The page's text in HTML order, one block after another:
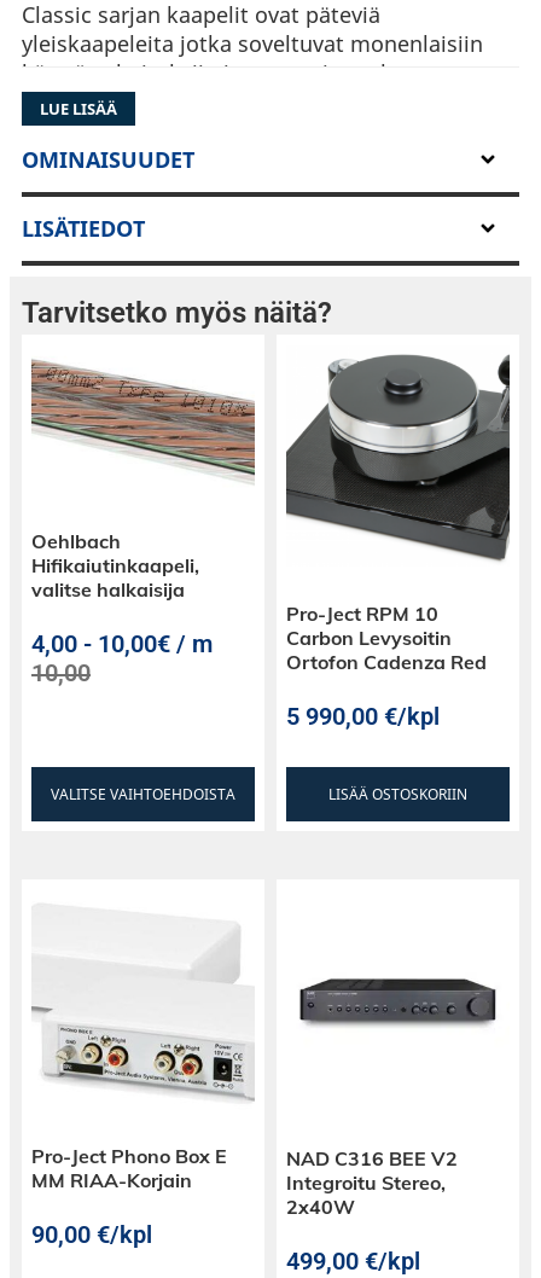
Classic sarjan kaapelit ovat päteviä
yleiskaapeleita jotka soveltuvat monenlaisiin
käyttötarkoituksiin jossa tarvitaan luotettavaa
signaalikaapelia.
LUE LISÄÄ
OMINAISUUDET
LISÄTIEDOT
Tarvitsetko myös näitä?
Oehlbach
Hifikaiutinkaapeli,
valitse halkaisija
4,00 - 10,00€ / m
10,00
VALITSE VAIHTOEHDOISTA
Pro-Ject RPM 10
Carbon Levysoitin
Ortofon Cadenza Red
5 990,00€/kpl
LISÄÄ OSTOSKORIIN
Pro-Ject Phono Box E
MM RIAA-Korjain
90,00€/kpl
NAD C316 BEE V2
Integroitu Stereo,
2x40W
499,00€/kpl